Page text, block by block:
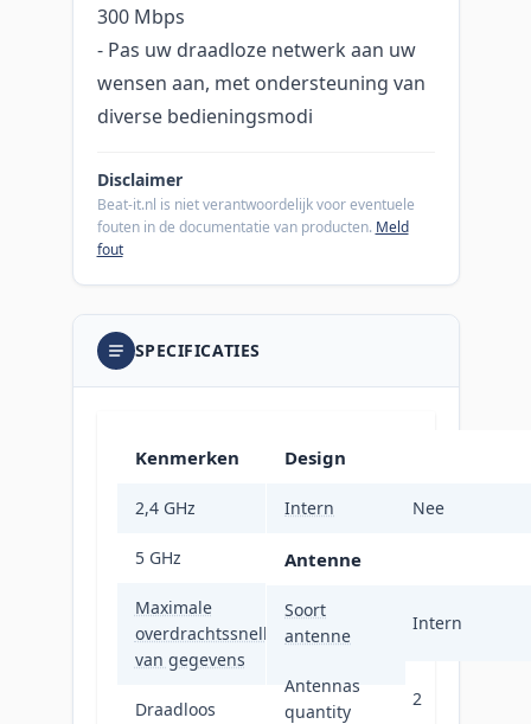
300 Mbps
- Pas uw draadloze netwerk aan uw
wensen aan, met ondersteuning van
diverse bedieningsmodi
Disclaimer
Beat-it.nl is niet verantwoordelijk voor eventuele
fouten in de documentatie van producten. Meld
fout
SPECIFICATIES
Kenmerken
2,4 GHz Nee
5 GHz Ja
Maximale
overdrachtssnelheid
van gegevens
300 Mbit/s
Draadloos
Design
Intern Nee
Antenne
Soort
antenne
Intern
Antennas
quantity
2